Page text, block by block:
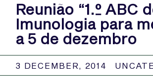
Reunião “1.º ABC
Imunologia para
a 5 de dezembro
3 DECEMBER, 2014